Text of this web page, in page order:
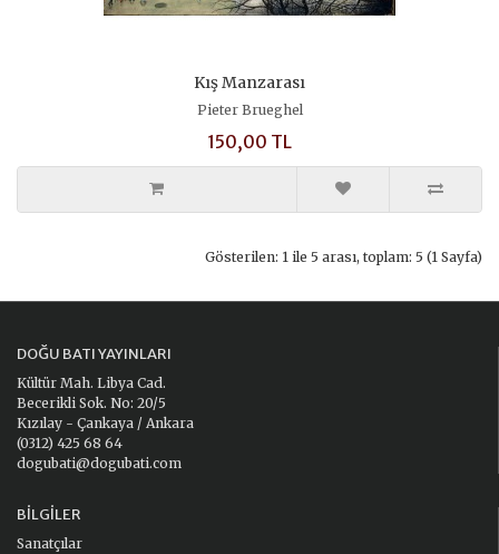
Kış Manzarası
Pieter Brueghel
150,00 TL
Gösterilen: 1 ile 5 arası, toplam: 5 (1 Sayfa)
DOĞU BATI YAYINLARI
Kültür Mah. Libya Cad.
Becerikli Sok. No: 20/5
Kızılay - Çankaya / Ankara
(0312) 425 68 64
dogubati@dogubati.com
BILGILER
Sanatçılar